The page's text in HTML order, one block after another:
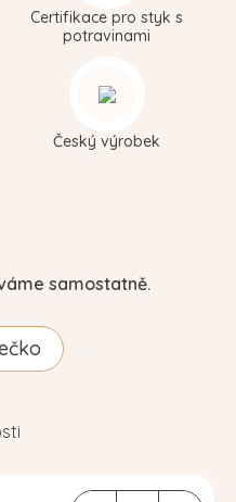
Certifikace pro styk s
potravinami
Český výrobek
samostatně.